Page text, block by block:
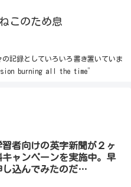
このため息
記録としていろいろ書き置いていま
burning all the time”
習者向けの英字新聞が２ヶ
キャンペーンを実施中。早
し込んでみたのだ…